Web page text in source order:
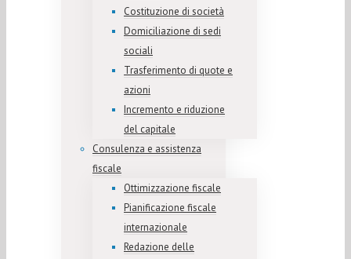
Costituzione di società
Domiciliazione di sedi
sociali
Trasferimento di quote e
azioni
Incremento e riduzione
del capitale
Consulenza e assistenza
fiscale
Ottimizzazione fiscale
Pianificazione fiscale
internazionale
Redazione delle